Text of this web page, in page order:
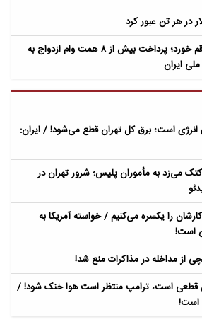
در چهار ماه نخست ۱۴۰۵ رقم خورد؛ پرداخت بیش از ۸ همت وام ازدواج به
ایران
است؛ برق کل تهران قطع می‌شود! / ایران:
می‌زد به مأموران پلیس؛ شرور تهران در
را یکسره می‌کنیم / خواسته آمریکا به
است!
از مداخله در مذاکرات منع شد!
قطعی است، ترامپ منتظر است هوا خنک شود! /
است!